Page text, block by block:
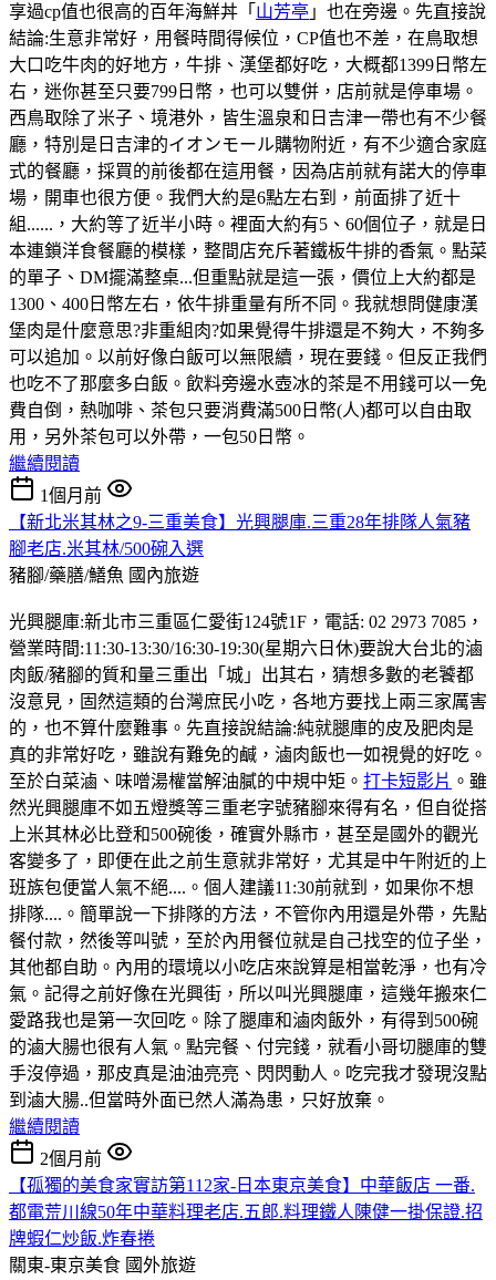
享過cp值也很高的百年海鮮丼「 山芳亭 」也在旁邊。先直接說
結論:生意非常好，用餐時間得候位，CP值也不差，在鳥取想
大口吃牛肉的好地方，牛排、漢堡都好吃，大概都1399日幣左
右，迷你甚至只要799日幣，也可以雙併，店前就是停車場。
西鳥取除了米子、境港外，皆生溫泉和日吉津一帶也有不少餐
廳，特別是日吉津的イオンモール購物附近，有不少適合家庭
式的餐廳，採買的前後都在這用餐，因為店前就有諾大的停車
場，開車也很方便。我們大約是6點左右到，前面排了近十
組......，大約等了近半小時。裡面大約有5、60個位子，就是日
本連鎖洋食餐廳的模樣，整間店充斥著鐵板牛排的香氣。點菜
的單子、DM擺滿整桌...但重點就是這一張，價位上大約都是
1300、400日幣左右，依牛排重量有所不同。我就想問健康漢
堡肉是什麼意思?非重組肉?如果覺得牛排還是不夠大，不夠多
可以追加。以前好像白飯可以無限續，現在要錢。但反正我們
也吃不了那麼多白飯。飲料旁邊水壺冰的茶是不用錢可以一免
費自倒，熱咖啡、茶包只要消費滿500日幣(人)都可以自由取
用，另外茶包可以外帶，一包50日幣。
繼續閱讀
1個月前
【新北米其林之9-三重美食】光興腿庫.三重28年排隊人氣豬
腳老店.米其林/500碗入選
豬腳/藥膳/鱔魚 國內旅遊
光興腿庫:新北市三重區仁愛街124號1F，電話: 02 2973 7085，
營業時間:11:30-13:30/16:30-19:30(星期六日休)要說大台北的滷
肉飯/豬腳的質和量三重出「城」出其右，猜想多數的老饕都
沒意見，固然這類的台灣庶民小吃，各地方要找上兩三家厲害
的，也不算什麼難事。先直接說結論:純就腿庫的皮及肥肉是
真的非常好吃，雖說有難免的鹹，滷肉飯也一如視覺的好吃。
至於白菜滷、味噌湯權當解油膩的中規中矩。 打卡短影片 。雖
然光興腿庫不如五燈獎等三重老字號豬腳來得有名，但自從搭
上米其林必比登和500碗後，確實外縣市，甚至是國外的觀光
客變多了，即便在此之前生意就非常好，尤其是中午附近的上
班族包便當人氣不絕....。個人建議11:30前就到，如果你不想
排隊....。簡單說一下排隊的方法，不管你內用還是外帶，先點
餐付款，然後等叫號，至於內用餐位就是自己找空的位子坐，
其他都自助。內用的環境以小吃店來說算是相當乾淨，也有冷
氣。記得之前好像在光興街，所以叫光興腿庫，這幾年搬來仁
愛路我也是第一次回吃。除了腿庫和滷肉飯外，有得到500碗
的滷大腸也很有人氣。點完餐、付完錢，就看小哥切腿庫的雙
手沒停過，那皮真是油油亮亮、閃閃動人。吃完我才發現沒點
到滷大腸..但當時外面已然人滿為患，只好放棄。
繼續閱讀
2個月前
【孤獨的美食家實訪第112家-日本東京美食】中華飯店 一番.
都電荒川線50年中華料理老店.五郎.料理鐵人陳健一掛保證.招
牌蝦仁炒飯.炸春捲
關東-東京美食 國外旅遊